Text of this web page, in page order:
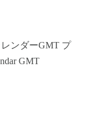
ンダーGMT プ
GMT